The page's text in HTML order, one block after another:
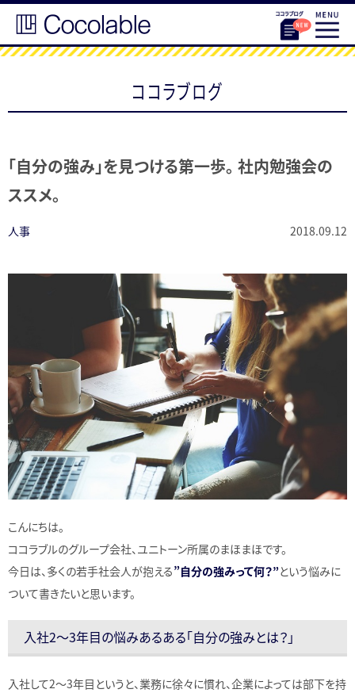
ココラブログ
「自分の強み」を見つける第一歩。 社内勉強会の
ススメ。
人事 2018.09.12
こんにちは。
ココラブルのグループ会社、ユニトーン所属のまほまほです。
今日は、多くの若手社会人が抱える”自分の強みって何？”という悩みに
ついて書きたいと思います。
入社2～3年目の悩みあるある「自分の強みとは？」
入社して2～3年目というと、業務に徐々に慣れ、企業によっては部下を持